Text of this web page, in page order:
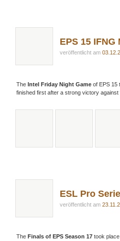
EPS 15
veröffentlicht am
The Intel Friday Night Game of EPS 15
finished first after a strong victory
ESL Pro
veröffentlicht am
The Finals of EPS Season 17 took